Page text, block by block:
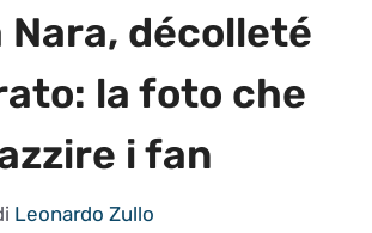
Nara, décolleté
la foto che
i fan
Leonardo Zullo